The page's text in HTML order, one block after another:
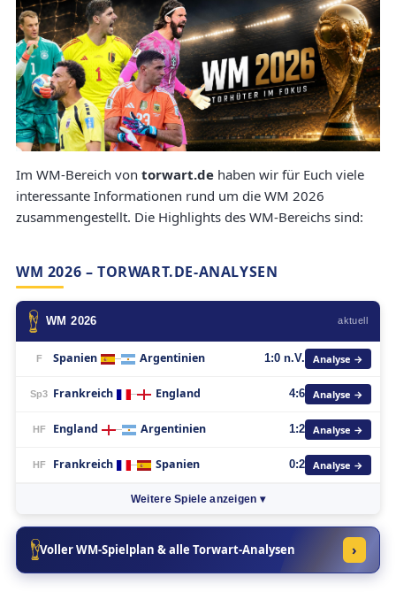
Im WM-Bereich von torwart.de haben wir für Euch viele
interessante Informationen rund um die WM 2026
zusammengestellt. Die Highlights des WM-Bereichs sind:
WM 2026 – TORWART.DE-ANALYSEN
WM 2026 aktuell
F Spanien – Argentinien 1:0 n.V. Analyse →
Sp3 Frankreich – England 4:6 Analyse →
HF England – Argentinien 1:2 Analyse →
HF Frankreich – Spanien 0:2 Analyse →
Weitere Spiele anzeigen ▾
Voller WM-Spielplan & alle Torwart-Analysen ›